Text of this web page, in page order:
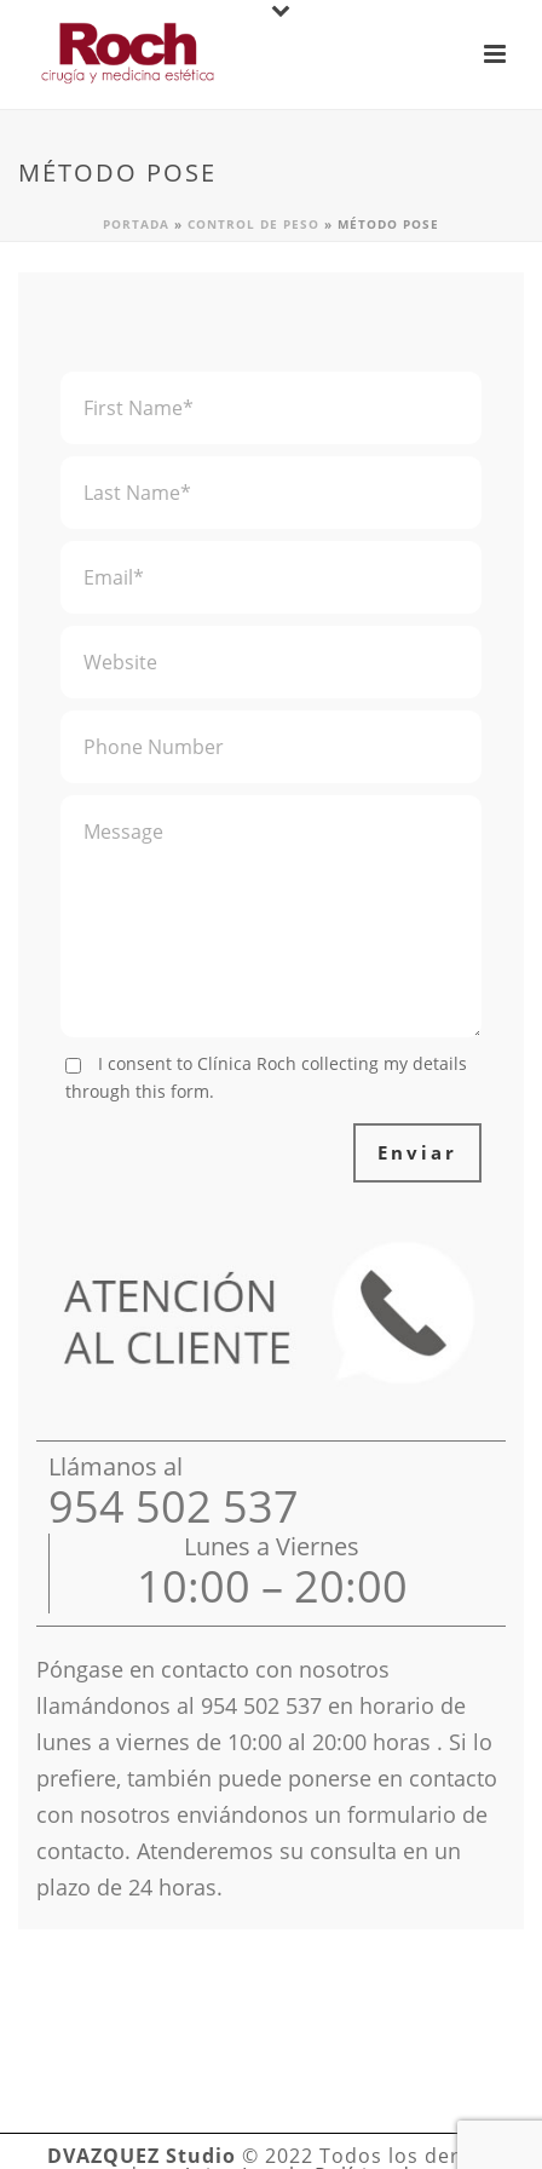
MÉTODO POSE
PORTADA » CONTROL DE PESO » MÉTODO POSE
I consent to Clínica Roch collecting my details
through this form.
Enviar
Llámanos al
954 502 537
Lunes a Viernes
10:00 – 20:00
Póngase en contacto con nosotros
llamándonos al 954 502 537 en horario de
lunes a viernes de 10:00 al 20:00 horas . Si lo
prefiere, también puede ponerse en contacto
con nosotros enviándonos un formulario de
contacto. Atenderemos su consulta en un
plazo de 24 horas.
DVAZQUEZ Studio © 2022 Todos los derechos